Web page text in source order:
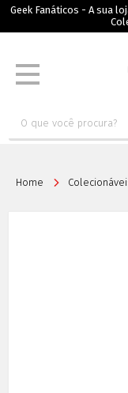
Geek Fanáticos - A sua
Home